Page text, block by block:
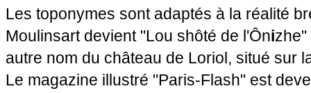
Les toponymes sont adaptés à la réalité
Moulinsart devient "Lou shôté de l'Ônizhe"
autre nom du château de Loriol, situé sur
Le magazine illustré "Paris-Flash" est